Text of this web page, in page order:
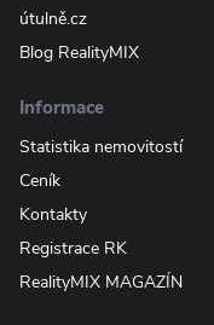
útulně.cz
Blog RealityMIX
Informace
Statistika nemovitostí
Ceník
Kontakty
Registrace RK
RealityMIX MAGAZÍN